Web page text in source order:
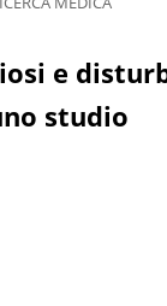
e
studio